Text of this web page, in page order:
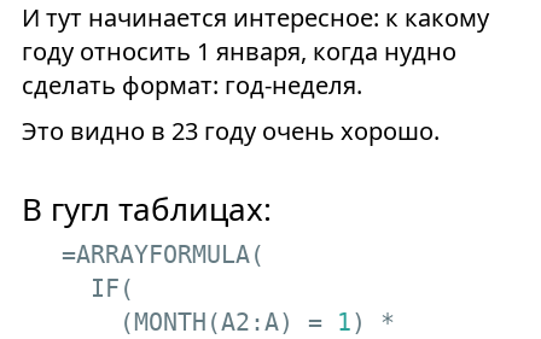
И тут начинается интересное: к какому
году относить 1 января, когда нудно
сделать формат: год-неделя.
Это видно в 23 году очень хорошо.
В гугл таблицах:
=ARRAYFORMULA(
    (MONTH(A2:A) =
1) *